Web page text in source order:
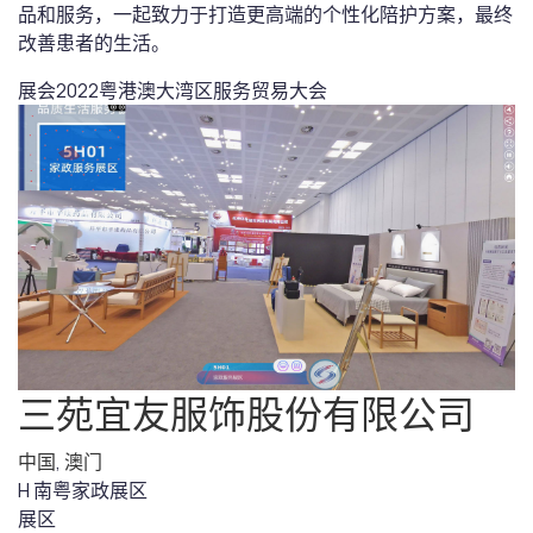
品和服务，一起致力于打造更高端的个性化陪护方案，最终
改善患者的生活。
展会2022粤港澳大湾区服务贸易大会
三苑宜友服饰股份有限公司
中国, 澳门
H 南粤家政展区
展区